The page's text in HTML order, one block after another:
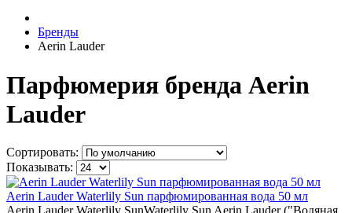
Бренды
Aerin Lauder
Парфюмерия бренда Aerin
Lauder
Сортировать:
Показывать:
Aerin Lauder Waterlily Sun парфюмированная вода 50 мл